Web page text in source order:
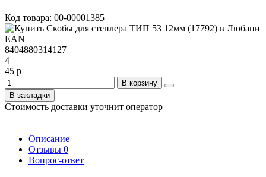
Код товара: 00-00001385
EAN
8404880314127
4
45 р
В корзину
В закладки
Стоимость доставки уточнит оператор
Описание
Отзывы 0
Вопрос-ответ